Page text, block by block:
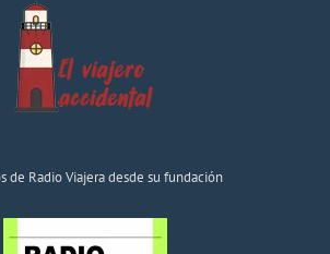
de Radio Viajera desde su fundación